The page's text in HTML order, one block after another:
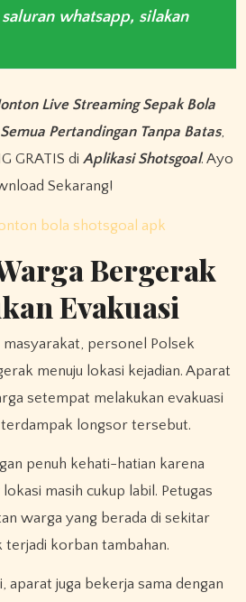
whatsapp, silakan
Live Streaming Sepak Bola
Pertandingan Tanpa Batas,
GRATIS di Aplikasi Shotsgoal. Ayo
Sekarang!
Bergerak
Evakuasi
personel Polsek
menuju lokasi kejadian. Aparat
setempat melakukan evakuasi
longsor tersebut.
penuh kehati-hatian karena
masih cukup labil. Petugas
warga yang berada di sekitar
korban tambahan.
aparat juga bekerja sama dengan